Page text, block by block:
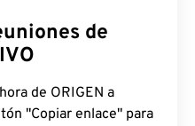
de
de ORIGEN a
"Copiar enlace" para